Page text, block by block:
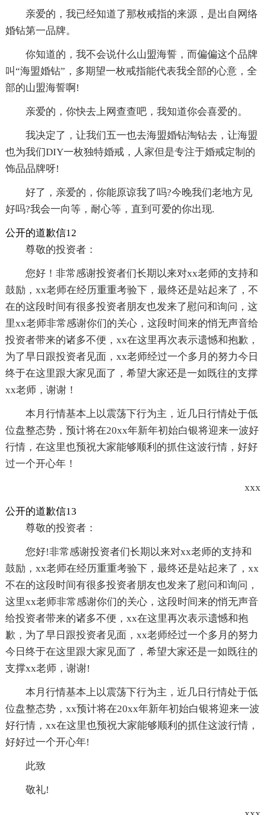
亲爱的，我已经知道了那枚戒指的来源，是出自网络
婚钻第一品牌。
你知道的，我不会说什么山盟海誓，而偏偏这个品牌
叫“海盟婚钻”，多期望一枚戒指能代表我全部的心意，全
部的山盟海誓啊!
亲爱的，你快去上网查查吧，我知道你会喜爱的。
我决定了，让我们五一也去海盟婚钻淘钻去，让海盟
也为我们DIY一枚独特婚戒，人家但是专注于婚戒定制的
饰品品牌呀!
好了，亲爱的，你能原谅我了吗?今晚我们老地方见
好吗?我会一向等，耐心等，直到可爱的你出现.
公开的道歉信12
尊敬的投资者：
您好！非常感谢投资者们长期以来对xx老师的支持和
鼓励，xx老师在经历重重考验下，最终还是站起来了，不
在的这段时间有很多投资者朋友也发来了慰问和询问，这
里xx老师非常感谢你们的关心，这段时间来的悄无声音给
投资者带来的诸多不便，xx在这里再次表示遗憾和抱歉，
为了早日跟投资者见面，xx老师经过一个多月的努力今日
终于在这里跟大家见面了，希望大家还是一如既往的支撑
xx老师，谢谢！
本月行情基本上以震荡下行为主，近几日行情处于低
位盘整态势，预计将在20xx年新年初始白银将迎来一波好
行情，在这里也预祝大家能够顺利的抓住这波行情，好好
过一个开心年！
xxx
公开的道歉信13
尊敬的投资者：
您好!非常感谢投资者们长期以来对xx老师的支持和
鼓励，xx老师在经历重重考验下，最终还是站起来了，xx
不在的这段时间有很多投资者朋友也发来了慰问和询问，
这里xx老师非常感谢你们的关心，这段时间来的悄无声音
给投资者带来的诸多不便，xx在这里再次表示遗憾和抱
歉，为了早日跟投资者见面，xx老师经过一个多月的努力
今日终于在这里跟大家见面了，希望大家还是一如既往的
支撑xx老师，谢谢!
本月行情基本上以震荡下行为主，近几日行情处于低
位盘整态势，xx预计将在20xx年新年初始白银将迎来一波
好行情，xx在这里也预祝大家能够顺利的抓住这波行情，
好好过一个开心年!
此致
敬礼!